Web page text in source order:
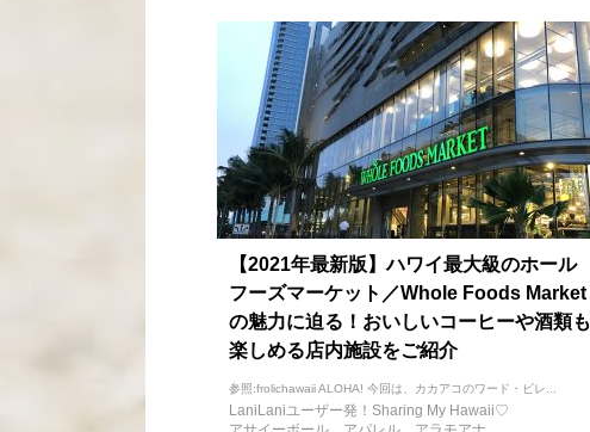
【2021年最新版】ハワイ最大級のホール
フーズマーケット／Whole Foods Market
の魅力に迫る！おいしいコーヒーや酒類も
楽しめる店内施設をご紹介
参照:frolichawaii ALOHA! 今回は、カカアコのワード・ビレ...
LaniLaniユーザー発！Sharing My Hawaii♡